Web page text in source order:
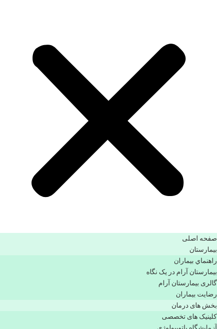
صفحه اصلی
بيمارستان
راهنماي بیماران
بیمارستان آرام در یک نگاه
گالری بیمارستان آرام
رضایت بیماران
بخش های درمان
کلینیک های تخصصی